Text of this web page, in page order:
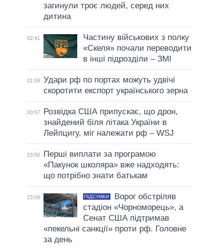
загинули троє людей, серед них
дитина
02:41
Частину військових з полку
«Скеля» почали переводити
в інші підрозділи – ЗМІ
01:59 Удари рф по портах можуть удвічі
скоротити експорт українського зерна
00:57
Розвідка США припускає, що дрон,
знайдений біля літака України в
Лейпцигу, міг належати рф – WSJ
23:56
Перші виплати за програмою
«Пакунок школяра» вже надходять:
що потрібно знати батькам
23:09 ПІДСУМКИ
Ворог обстріляв
стадіон «Чорноморець», а
Сенат США підтримав
«пекельні санкції» проти рф. Головне
за день